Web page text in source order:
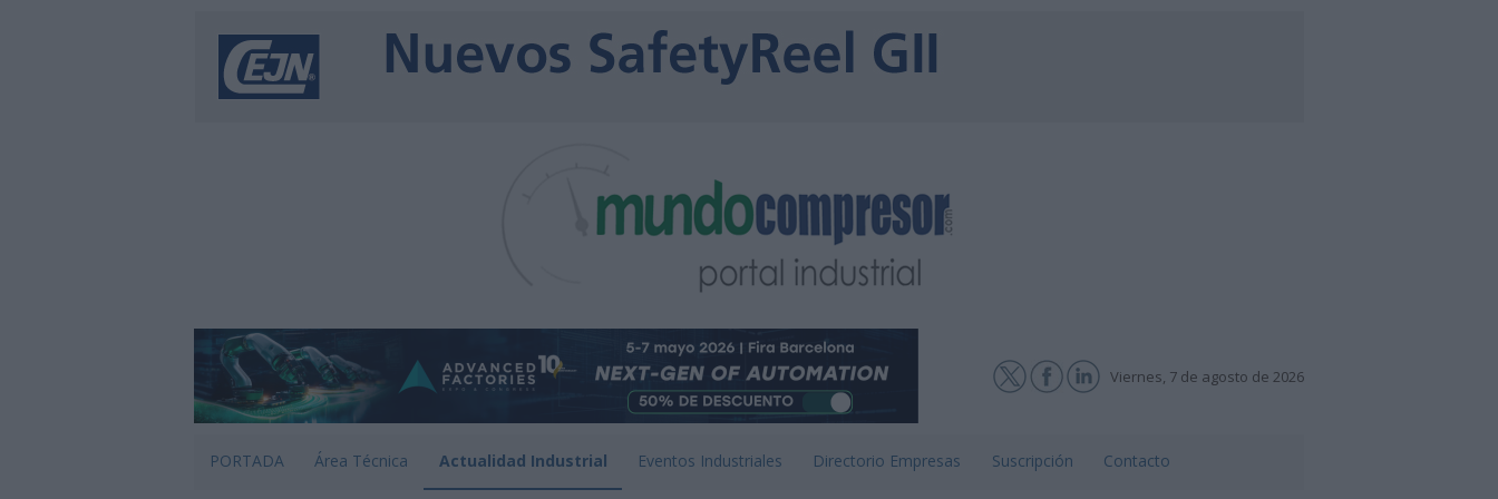
Viernes, 7 de agosto de 2026
PORTADA Área Técnica Actualidad Industrial Eventos Industriales Directorio Empresas Suscripción Contacto